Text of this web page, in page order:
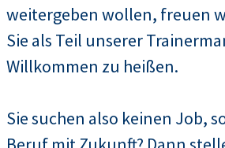
weitergeben wollen, freuen
Sie als Teil unserer
Willkommen zu heißen.
Sie suchen also keinen Job,